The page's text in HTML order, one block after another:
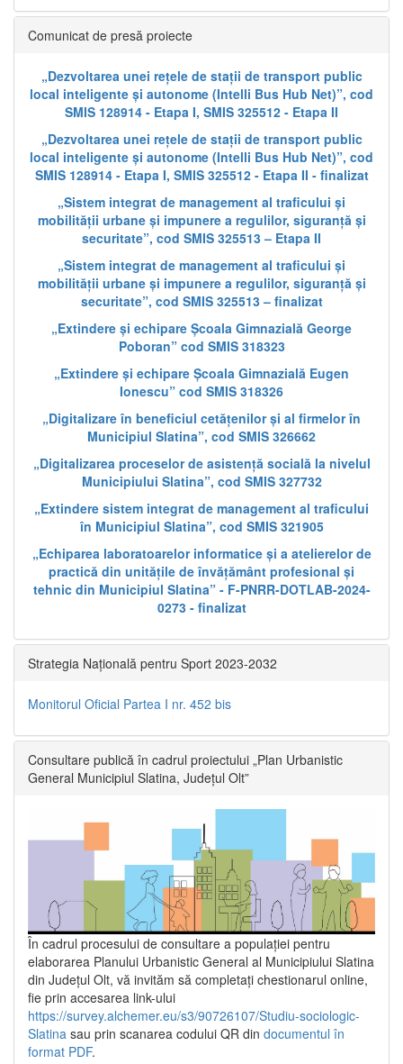
Comunicat de presă proiecte
„Dezvoltarea unei rețele de stații de transport public
local inteligente și autonome (Intelli Bus Hub Net)”, cod
SMIS 128914 - Etapa I, SMIS 325512 - Etapa II
„Dezvoltarea unei rețele de stații de transport public
local inteligente și autonome (Intelli Bus Hub Net)”, cod
SMIS 128914 - Etapa I, SMIS 325512 - Etapa II - finalizat
„Sistem integrat de management al traficului și
mobilității urbane și impunere a regulilor, siguranță și
securitate”, cod SMIS 325513 – Etapa II
„Sistem integrat de management al traficului și
mobilității urbane și impunere a regulilor, siguranță și
securitate”, cod SMIS 325513 – finalizat
„Extindere și echipare Școala Gimnazială George
Poboran” cod SMIS 318323
„Extindere și echipare Școala Gimnazială Eugen
Ionescu” cod SMIS 318326
„Digitalizare în beneficiul cetățenilor și al firmelor în
Municipiul Slatina”, cod SMIS 326662
„Digitalizarea proceselor de asistență socială la nivelul
Municipiului Slatina”, cod SMIS 327732
„Extindere sistem integrat de management al traficului
în Municipiul Slatina”, cod SMIS 321905
„Echiparea laboratoarelor informatice și a atelierelor de
practică din unitățile de învățământ profesional și
tehnic din Municipiul Slatina” - F-PNRR-DOTLAB-2024-
0273 - finalizat
Strategia Națională pentru Sport 2023-2032
Monitorul Oficial Partea I nr. 452 bis
Consultare publică în cadrul proiectului „Plan Urbanistic
General Municipiul Slatina, Județul Olt”
În cadrul procesului de consultare a populaţiei pentru
elaborarea Planului Urbanistic General al Municipiului Slatina
din Județul Olt, vă invităm să completați chestionarul online,
fie prin accesarea link-ului
https://survey.alchemer.eu/s3/90726107/Studiu-sociologic-
Slatina sau prin scanarea codului QR din documentul în
format PDF.